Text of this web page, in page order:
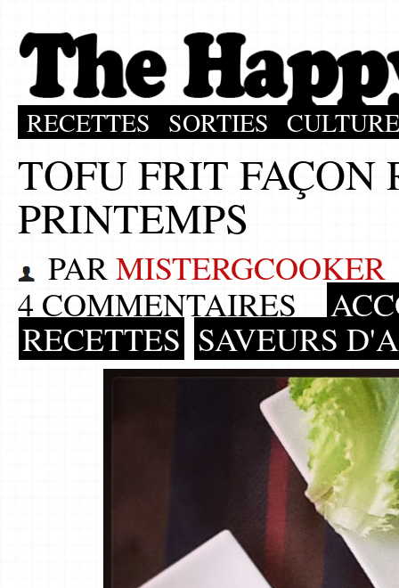
RECETTES SORTIES CULTURE
TOFU FRIT FAÇON
PRINTEMPS
PARMISTERGCOOKER
4 COMMENTAIRES
RECETTES SAVEURS